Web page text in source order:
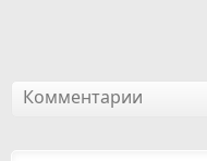
Комментарии